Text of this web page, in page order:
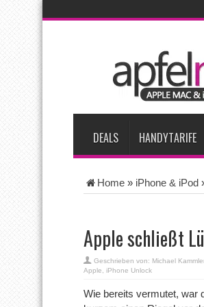
Bericht: iPad-Lieferungen im 2.
Vom iPad-Design zum eigenen T-
Apple testet zwei neue Display-
Apples Smartbrille könnte das
DEALS HANDYTARIFE
Home » iPhone & iPod
Apple schließt
Geschrieben von: Michael
Apple
iPhone Unlock
Wie bereits vermutet, war